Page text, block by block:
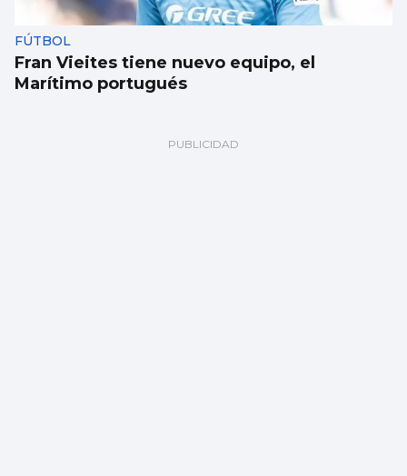
FÚTBOL
Fran Vieites tiene nuevo equipo, el
Marítimo portugués